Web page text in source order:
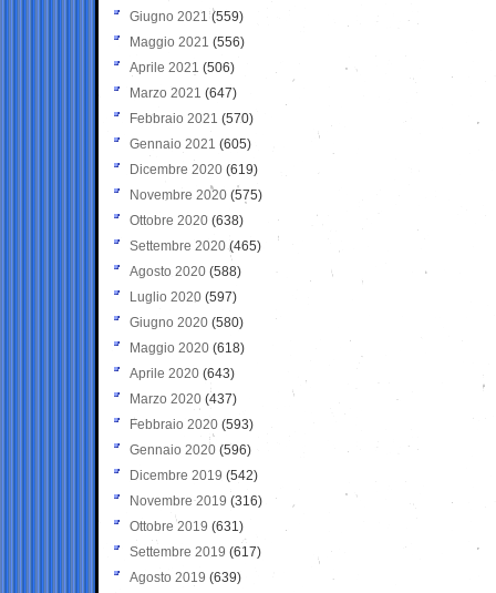
Giugno 2021(559)
Maggio 2021 (556)
Aprile 2021 (506)
Marzo 2021 (647)
Febbraio 2021 (570)
Gennaio 2021 (605)
Dicembre 2020 (619)
Novembre 2020 (575)
Ottobre 2020 (638)
Settembre 2020(465)
Agosto 2020 (588)
Luglio 2020 (597)
Giugno 2020 (580)
Maggio 2020 (618)
Aprile 2020 (643)
Marzo 2020 (437)
Febbraio 2020 (593)
Gennaio 2020 (596)
Dicembre 2019 (542)
Novembre 2019 (316)
Ottobre 2019 (631)
Settembre 2019 (617)
Agosto 2019 (639)